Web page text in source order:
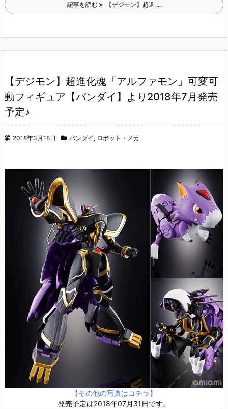
記事を読む 【デジモン】超進 ...
【デジモン】超進化魂「アルファモン」可変可
動フィギュア【バンダイ】より2018年7月発売
予定♪
2018年3月18日 バンダイ , ロボット・メカ
【その他の写真はコチラ】
発売予定は2018年07月31日です。